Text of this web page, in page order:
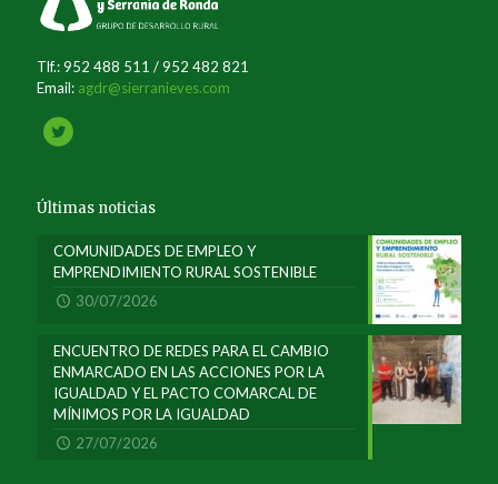
Tlf.: 952 488 511 / 952 482 821
Email: agdr@sierranieves.com
Últimas noticias
COMUNIDADES DE EMPLEO Y
EMPRENDIMIENTO RURAL SOSTENIBLE
30/07/2026
ENCUENTRO DE REDES PARA EL CAMBIO
ENMARCADO EN LAS ACCIONES POR LA
IGUALDAD Y EL PACTO COMARCAL DE
MÍNIMOS POR LA IGUALDAD
27/07/2026